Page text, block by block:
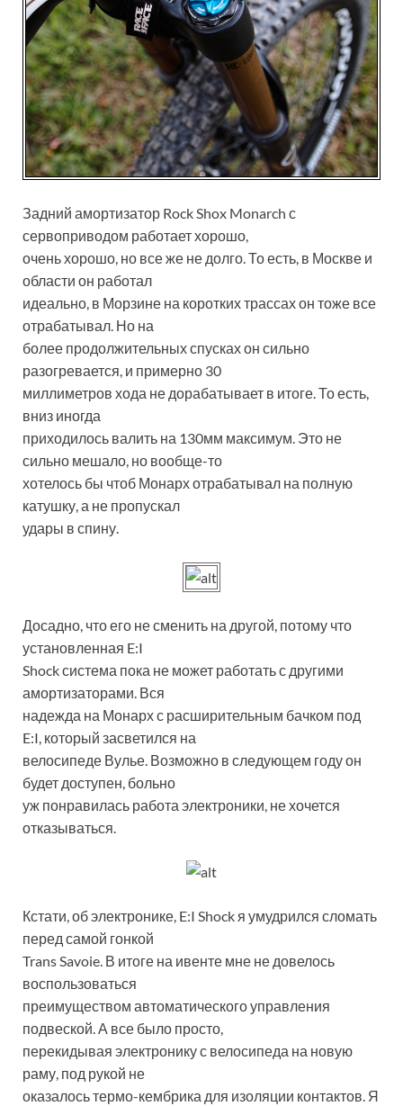
Задний амортизатор Rock Shox Monarch с
сервоприводом работает хорошо,
очень хорошо, но все же не долго. То есть, в Москве и
области он работал
идеально, в Морзине на коротких трассах он тоже все
отрабатывал. Но на
более продолжительных спусках он сильно
разогревается, и примерно 30
миллиметров хода не дорабатывает в итоге. То есть,
вниз иногда
приходилось валить на 130мм максимум. Это не
сильно мешало, но вообще-то
хотелось бы чтоб Монарх отрабатывал на полную
катушку, а не пропускал
удары в спину.
Досадно, что его не сменить на другой, потому что
установленная E:I
Shock система пока не может работать с другими
амортизаторами. Вся
надежда на Монарх с расширительным бачком под
E:I, который засветился на
велосипеде Вулье. Возможно в следующем году он
будет доступен, больно
уж понравилась работа электроники, не хочется
отказываться.
Кстати, об электронике, E:I Shock я умудрился сломать
перед самой гонкой
Trans Savoie. В итоге на ивенте мне не довелось
воспользоваться
преимуществом автоматического управления
подвеской. А все было просто,
перекидывая электронику с велосипеда на новую
раму, под рукой не
оказалось термо-кембрика для изоляции контактов. Я